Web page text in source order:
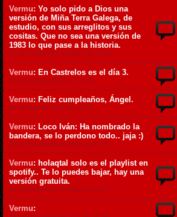
Vermu: Yo solo pido a Dios una
versión de Miña Terra Galega, de
estudio, con sus arreglitos y sus
cositas. Que no sea una versión de
1983 lo que pase a la historia.
15 de Noviembre de 2012 ás 14:42
Vermu: En Castrelos es el día 3.
23 de Julio de 2012 ás 14:45
Vermu: Feliz cumpleaños, Ángel.
26 de Abril de 2012 ás 14:14
Vermu: Loco Iván: Ha nombrado la
bandera, se lo perdono todo.. jaja :)
29 de Diciembre de 2011 ás 21:34
Vermu: holaqtal solo es el playlist en
spotify.. Te lo puedes bajar, hay una
versión gratuita.
29 de Diciembre de 2011 ás 21:27
Vermu: